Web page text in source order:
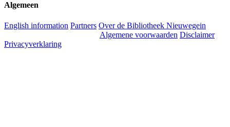
Algemeen
English information Partners Over de Bibliotheek Nieuwegein
Algemene voorwaarden Disclaimer
Privacyverklaring